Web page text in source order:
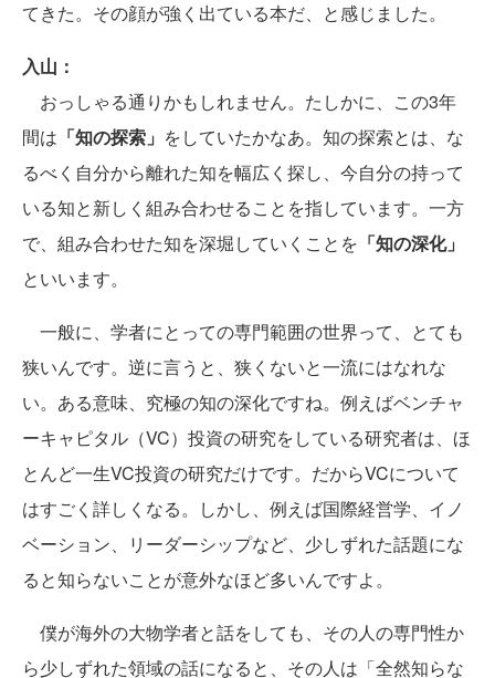
てきた。その顔が強く出ている本だ、と感じました。
入山：
おっしゃる通りかもしれません。たしかに、この3年
間は 「知の探索」 をしていたかなあ。知の探索とは、な
るべく自分から離れた知を幅広く探し、今自分の持って
いる知と新しく組み合わせることを指しています。一方
で、組み合わせた知を深堀していくことを 「知の深化」
といいます。
一般に、学者にとっての専門範囲の世界って、とても
狭いんです。逆に言うと、狭くないと一流にはなれな
い。ある意味、究極の知の深化ですね。例えばベンチャ
ーキャピタル（VC）投資の研究をしている研究者は、ほ
とんど一生VC投資の研究だけです。だからVCについて
はすごく詳しくなる。しかし、例えば国際経営学、イノ
ベーション、リーダーシップなど、少しずれた話題にな
ると知らないことが意外なほど多いんですよ。
僕が海外の大物学者と話をしても、その人の専門性か
ら少しずれた領域の話になると、その人は「全然知らな